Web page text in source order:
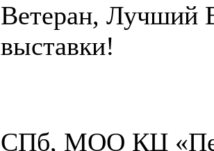
Ветеран, Лучший
выставки!
СПб, МОО КЦ